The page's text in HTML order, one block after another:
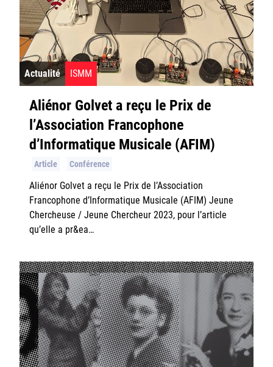
Actualité ISMM
Aliénor Golvet a reçu le Prix de
l’Association Francophone
d’Informatique Musicale (AFIM)
Article Conférence
Aliénor Golvet a reçu le Prix de l’Association
Francophone d’Informatique Musicale (AFIM) Jeune
Chercheuse / Jeune Chercheur 2023, pour l’article
qu’elle a pr&ea…